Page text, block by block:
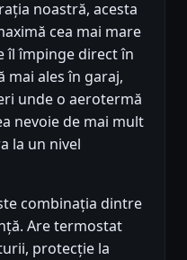
noastră, acesta
cea mai mare
îl împinge direct în
ales în garaj,
unde o aerotermă
nevoie de mai mult
la un nivel
combinația dintre
Are termostat
protecție la